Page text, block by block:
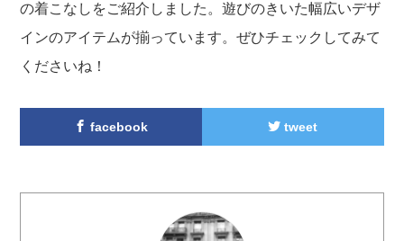
の着こなしをご紹介しました。遊びのきいた幅広いデザ
インのアイテムが揃っています。ぜひチェックしてみて
くださいね！
facebook tweet